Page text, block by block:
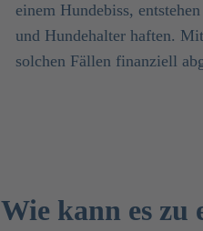
einem Hundebiss,
und Hundehalter haften.
solchen Fällen finanziell
Wie kann es zu